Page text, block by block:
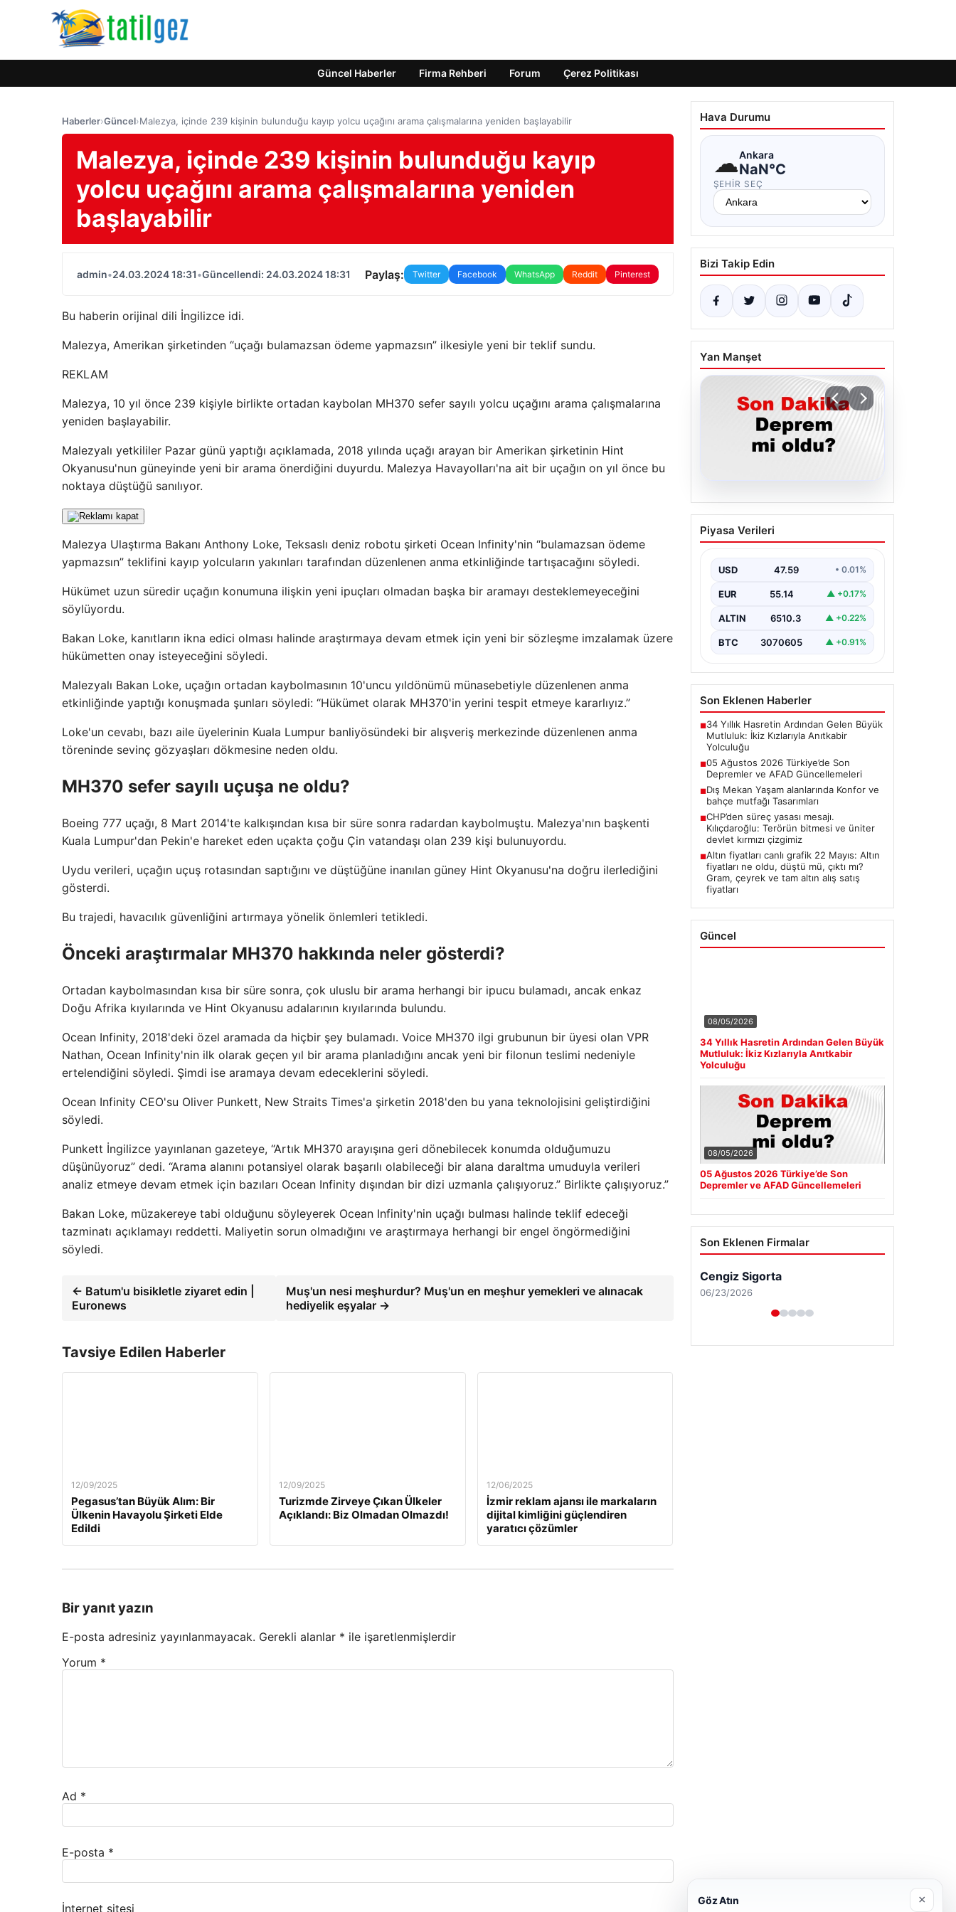
Güncel Haberler Firma Rehberi Forum Çerez Politikası
Haberler›Güncel›Malezya, içinde 239 kişinin bulunduğu kayıp yolcu uçağını arama çalışmalarına yeniden başlayabilir
Malezya, içinde 239 kişinin bulunduğu kayıp
yolcu uçağını arama çalışmalarına yeniden
başlayabilir
admin•24.03.2024 18:31•Güncellendi: 24.03.2024 18:31 Paylaş: Twitter Facebook WhatsApp Reddit Pinterest
Bu haberin orijinal dili İngilizce idi.
Malezya, Amerikan şirketinden “uçağı bulamazsan ödeme yapmazsın” ilkesiyle yeni bir teklif sundu.
REKLAM
Malezya, 10 yıl önce 239 kişiyle birlikte ortadan kaybolan MH370 sefer sayılı yolcu uçağını arama çalışmalarına
yeniden başlayabilir.
Malezyalı yetkililer Pazar günü yaptığı açıklamada, 2018 yılında uçağı arayan bir Amerikan şirketinin Hint
Okyanusu'nun güneyinde yeni bir arama önerdiğini duyurdu. Malezya Havayolları'na ait bir uçağın on yıl önce bu
noktaya düştüğü sanılıyor.
Malezya Ulaştırma Bakanı Anthony Loke, Teksaslı deniz robotu şirketi Ocean Infinity'nin “bulamazsan ödeme
yapmazsın” teklifini kayıp yolcuların yakınları tarafından düzenlenen anma etkinliğinde tartışacağını söyledi.
Hükümet uzun süredir uçağın konumuna ilişkin yeni ipuçları olmadan başka bir aramayı desteklemeyeceğini
söylüyordu.
Bakan Loke, kanıtların ikna edici olması halinde araştırmaya devam etmek için yeni bir sözleşme imzalamak üzere
hükümetten onay isteyeceğini söyledi.
Malezyalı Bakan Loke, uçağın ortadan kaybolmasının 10'uncu yıldönümü münasebetiyle düzenlenen anma
etkinliğinde yaptığı konuşmada şunları söyledi: “Hükümet olarak MH370'in yerini tespit etmeye kararlıyız.”
Loke'un cevabı, bazı aile üyelerinin Kuala Lumpur banliyösündeki bir alışveriş merkezinde düzenlenen anma
töreninde sevinç gözyaşları dökmesine neden oldu.
MH370 sefer sayılı uçuşa ne oldu?
Boeing 777 uçağı, 8 Mart 2014'te kalkışından kısa bir süre sonra radardan kaybolmuştu. Malezya'nın başkenti
Kuala Lumpur'dan Pekin'e hareket eden uçakta çoğu Çin vatandaşı olan 239 kişi bulunuyordu.
Uydu verileri, uçağın uçuş rotasından saptığını ve düştüğüne inanılan güney Hint Okyanusu'na doğru ilerlediğini
gösterdi.
Bu trajedi, havacılık güvenliğini artırmaya yönelik önlemleri tetikledi.
Önceki araştırmalar MH370 hakkında neler gösterdi?
Ortadan kaybolmasından kısa bir süre sonra, çok uluslu bir arama herhangi bir ipucu bulamadı, ancak enkaz
Doğu Afrika kıyılarında ve Hint Okyanusu adalarının kıyılarında bulundu.
Ocean Infinity, 2018'deki özel aramada da hiçbir şey bulamadı. Voice MH370 ilgi grubunun bir üyesi olan VPR
Nathan, Ocean Infinity'nin ilk olarak geçen yıl bir arama planladığını ancak yeni bir filonun teslimi nedeniyle
ertelendiğini söyledi. Şimdi ise aramaya devam edeceklerini söyledi.
Ocean Infinity CEO'su Oliver Punkett, New Straits Times'a şirketin 2018'den bu yana teknolojisini geliştirdiğini
söyledi.
Punkett İngilizce yayınlanan gazeteye, “Artık MH370 arayışına geri dönebilecek konumda olduğumuzu
düşünüyoruz” dedi. “Arama alanını potansiyel olarak başarılı olabileceği bir alana daraltma umuduyla verileri
analiz etmeye devam etmek için bazıları Ocean Infinity dışından bir dizi uzmanla çalışıyoruz.” Birlikte çalışıyoruz.”
Bakan Loke, müzakereye tabi olduğunu söyleyerek Ocean Infinity'nin uçağı bulması halinde teklif edeceği
tazminatı açıklamayı reddetti. Maliyetin sorun olmadığını ve araştırmaya herhangi bir engel öngörmediğini
söyledi.
← Batum'u bisikletle ziyaret edin |
Euronews
Muş'un nesi meşhurdur? Muş'un en meşhur yemekleri ve alınacak
hediyelik eşyalar →
Tavsiye Edilen Haberler
12/09/2025
Pegasus’tan Büyük Alım: Bir
Ülkenin Havayolu Şirketi Elde
Edildi
12/09/2025
Turizmde Zirveye Çıkan Ülkeler
Açıklandı: Biz Olmadan Olmazdı!
12/06/2025
İzmir reklam ajansı ile markaların
dijital kimliğini güçlendiren
yaratıcı çözümler
Bir yanıt yazın
E-posta adresiniz yayınlanmayacak. Gerekli alanlar * ile işaretlenmişlerdir
Yorum *
Ad *
E-posta *
İnternet sitesi
Hava Durumu
☁Ankara
NaN°C
ŞEHIR SEÇ
Bizi Takip Edin
Yan Manşet
05 Ağustos 2026
Türkiye’de Son
Güncellemeleri
Türkiye genelinde deprem
hareketliliği devam ediyor. 05
gerçekleşen depremlerle ilgili
Piyasa Verileri
USD 47.59 • 0.01%
EUR 55.14 ▲ +0.17%
ALTIN 6510.3 ▲ +0.22%
BTC 3070605 ▲ +0.91%
Son Eklenen Haberler
■34 Yıllık Hasretin Ardından Gelen Büyük
Mutluluk: İkiz Kızlarıyla Anıtkabir
Yolculuğu
■05 Ağustos 2026 Türkiye’de Son
Depremler ve AFAD Güncellemeleri
■Dış Mekan Yaşam alanlarında Konfor ve
bahçe mutfağı Tasarımları
■CHP’den süreç yasası mesajı.
Kılıçdaroğlu: Terörün bitmesi ve üniter
devlet kırmızı çizgimiz
■Altın fiyatları canlı grafik 22 Mayıs: Altın
fiyatları ne oldu, düştü mü, çıktı mı?
Gram, çeyrek ve tam altın alış satış
fiyatları
Güncel
08/05/2026
34 Yıllık Hasretin Ardından Gelen Büyük
Mutluluk: İkiz Kızlarıyla Anıtkabir
Yolculuğu
08/05/2026
05 Ağustos 2026 Türkiye’de Son
Depremler ve AFAD Güncellemeleri
Son Eklenen Firmalar
Cengiz Sigorta
06/23/2026
Göz Atın ×